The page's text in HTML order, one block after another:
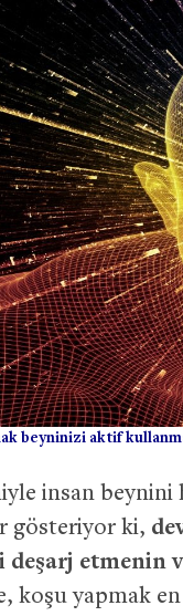
beyninizi aktif
insan
gösteriyor ki,
deşarj etmenin
koşu yapmak